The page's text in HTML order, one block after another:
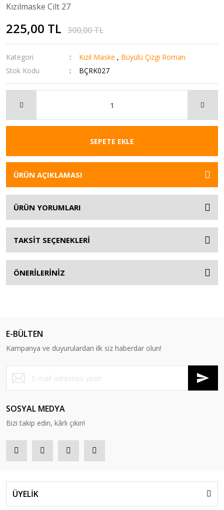
Kızılmaske Cilt 27
225,00 TL 300,00 TL
Kategori Kızıl Maske , Büyülü Çizgi Roman
Stok Kodu
BÇRK027
SEPETE EKLE
ÜRÜN AÇIKLAMASI
ÜRÜN YORUMLARI
TAKSİT SEÇENEKLERİ
ÖNERİLERİNİZ
E-BÜLTEN
Kampanya ve duyurulardan ilk siz haberdar olun!
SOSYAL MEDYA
Bizi takip edin, kârlı çıkın!
ÜYELİK